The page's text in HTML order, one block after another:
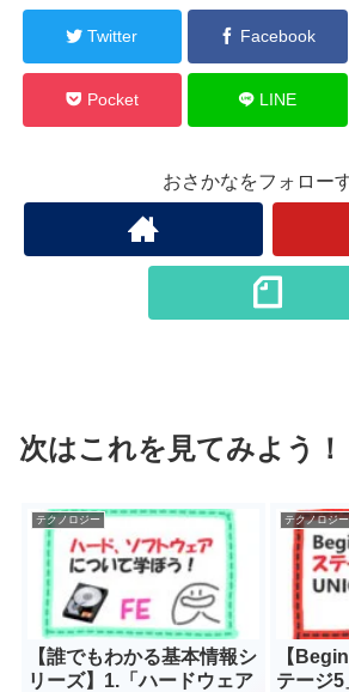
Twitter Facebook
Pocket LINE
おさかなをフォロー
次はこれを見てみよう！
テクノロジー
【誰でもわかる基本情報シ
リーズ】1.「ハードウェア
テクノロジー
【
テージ5